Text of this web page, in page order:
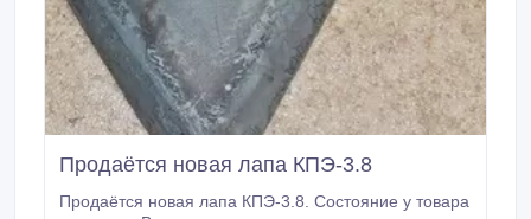
Продаётся новая лапа КПЭ-3.8
Продаётся новая лапа КПЭ-3.8. Состояние у товара